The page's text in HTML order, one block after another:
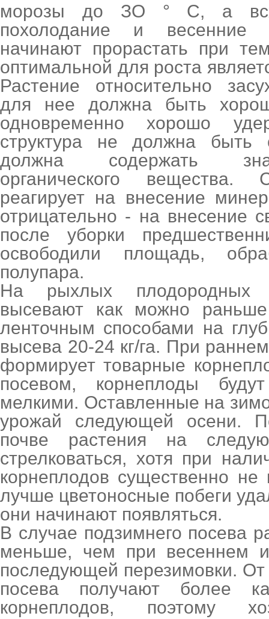
морозы до ЗО ° С, а
похолодание и весенние
начинают прорастать при
оптимальной для роста
Растение относительно
для нее должна быть
одновременно хорошо
структура не должна
должна содержать
органического вещества.
реагирует на внесение
отрицательно - на внесение
после уборки
освободили площадь,
полупара.
На рыхлых плодородных
высевают как можно
ленточным способами на
высева 20-24 кг/га. При
формирует товарные
посевом, корнеплоды
мелкими. Оставленные на
урожай следующей осени.
почве растения на
стрелковаться, хотя при
корнеплодов существенно не
лучше цветоносные побеги
они начинают появляться.
В случае подзимнего посева
меньше, чем при весеннем
последующей перезимовки. От
посева получают более
корнеплодов, поэтому